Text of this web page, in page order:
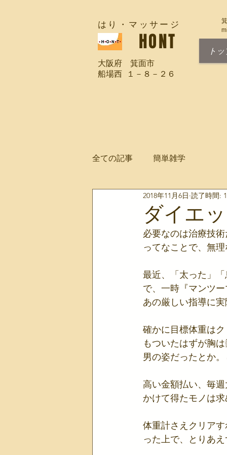
​はり・マッサージ
​HONT
大阪府 箕面市
船場西
１－８－２６
ト
全ての記事 簡単雑学
ダイエ
2018年11月6日 読了時間:
必要なのは治療技
ってなことで、無
最近、「太った」
で、一時『マンツ
あの厳しい指導に
確かに目標体重は
もついたはずが胸
男の姿だったとか
高い金額払い、毎
かけて得たモノは
体重計さえクリア
った上で、とりあ